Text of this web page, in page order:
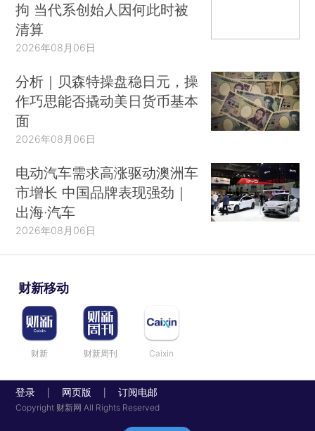
拘 当代系创始人因何此时被
清算
2026年08月06日
分析｜贝森特操盘稳日元，操
作巧思能否撬动美日货币基本
面
2026年08月06日
电动汽车需求高涨驱动澳洲车
市增长 中国品牌表现强劲｜
出海·汽车
2026年08月06日
财新移动
财新 财新周刊 Caixin
登录 网页版 订阅电邮
Copyright 财新网 All Rights Reserved